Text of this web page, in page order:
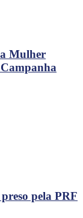
Mulher
pela PRF